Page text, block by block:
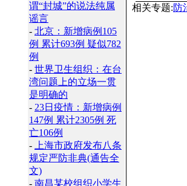
谓“封城”的说法纯属
谣言
- 北京：新增病例105
例 累计693例 疑似782
例
- 世界卫生组织：在台
湾问题上的立场一贯
是明确的
- 23日疫情：新增病例
147例 累计2305例 死
亡106例
-
上海市政府发布八条
规定严防非典(通告全
文)
- 南昌某校组织小学生
相关专题:防